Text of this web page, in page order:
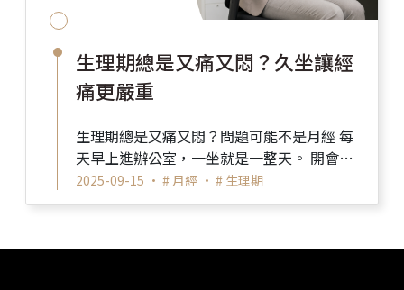
生理期總是又痛又悶？久坐讓經
痛更嚴重
生理期總是又痛又悶？問題可能不是月經 每
天早上進辦公室，一坐就是一整天。 開會、
回信、趕報告，忙到連喝水、起身走動的時
間都沒有。 ...
2025-09-15 • # 月經 • # 生理期